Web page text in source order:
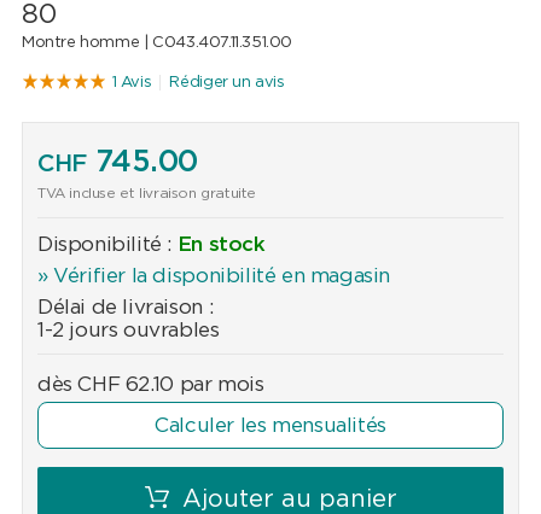
80
Montre homme | C043.407.11.351.00
1 Avis Rédiger un avis
CHF745.00
TVA incluse et livraison gratuite
Disponibilité : En stock
» Vérifier la disponibilité en magasin
Délai de livraison :
1-2 jours ouvrables
dèsCHF 62.10 par mois
Calculer les mensualités
Ajouter au panier